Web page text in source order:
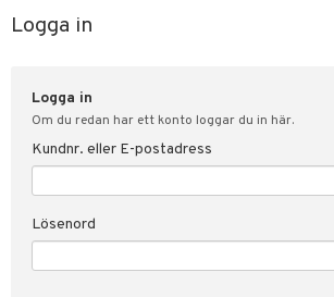
Hälsokost
Fitness
Hem & Inredning
Leksaker, Barn & Baby
Varumärken
Logga in
Logga in
Om du redan har ett konto loggar du in här.
Kundnr. eller E-postadress
Lösenord
svar